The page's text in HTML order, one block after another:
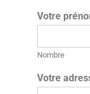
Votre
Nombre
Votre